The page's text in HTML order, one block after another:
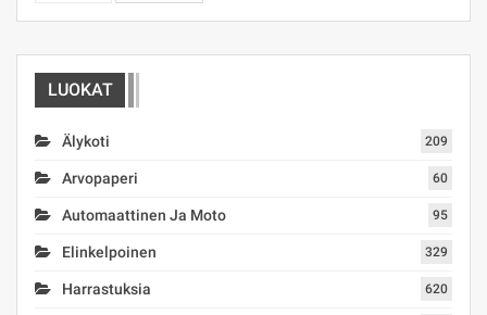
LUOKAT
Älykoti 209
Arvopaperi 60
Automaattinen Ja Moto 95
Elinkelpoinen 329
Harrastuksia 620